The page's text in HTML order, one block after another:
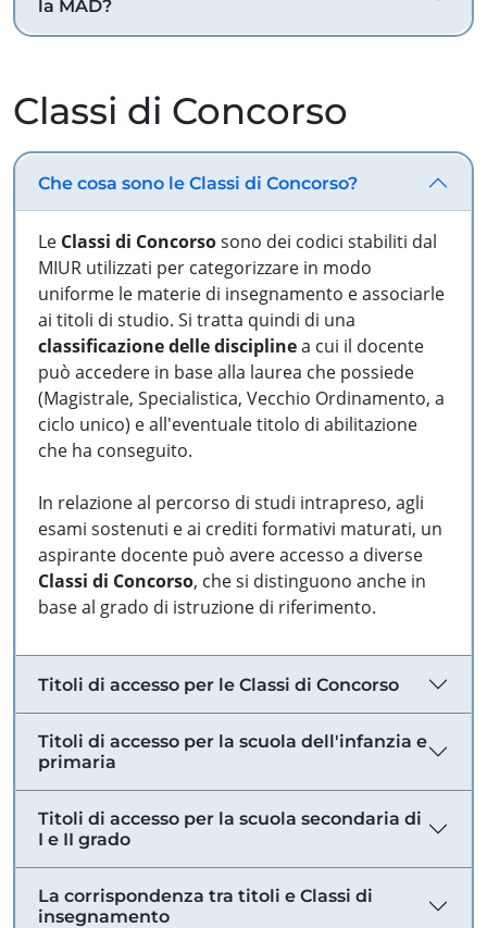
la MAD?
Classi di Concorso
Che cosa sono le Classi di Concorso?
Le Classi di Concorsosono dei codici stabiliti dal
MIUR utilizzati per categorizzare in modo
uniforme le materie di insegnamento e associarle
ai titoli di studio. Si tratta quindi di una
classificazione delle disciplinea cui il docente
può accedere in base alla laurea che possiede
(Magistrale, Specialistica, Vecchio Ordinamento, a
ciclo unico) e all'eventuale titolo di abilitazione
che ha conseguito.
In relazione al percorso di studi intrapreso, agli
esami sostenuti e ai crediti formativi maturati, un
aspirante docente può avere accesso a diverse
Classi di Concorso, che si distinguono anche in
base al grado di istruzione di riferimento.
Titoli di accesso per le Classi di Concorso
Titoli di accesso per la scuola dell'infanzia e
primaria
Titoli di accesso per la scuola secondaria di
I e II grado
La corrispondenza tra titoli e Classi di
insegnamento